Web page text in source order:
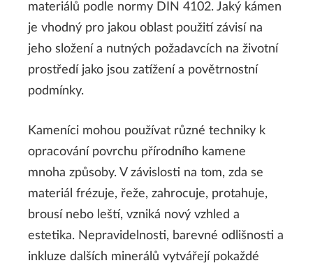
materiálů podle normy DIN 4102. Jaký kámen
je vhodný pro jakou oblast použití závisí na
jeho složení a nutných požadavcích na životní
prostředí jako jsou zatížení a povětrnostní
podmínky.
Kameníci mohou používat různé techniky k
opracování povrchu přírodního kamene
mnoha způsoby. V závislosti na tom, zda se
materiál frézuje, řeže, zahrocuje, protahuje,
brousí nebo leští, vzniká nový vzhled a
estetika. Nepravidelnosti, barevné odlišnosti a
inkluze dalších minerálů vytvářejí pokaždé